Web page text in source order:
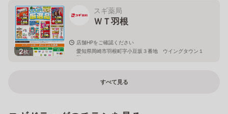
2枚
スギ薬局
ＷＴ羽根
店舗HPをご確認ください
愛知県岡崎市羽根町字小豆坂３番地 ウイングタウン１
階
すべて見る